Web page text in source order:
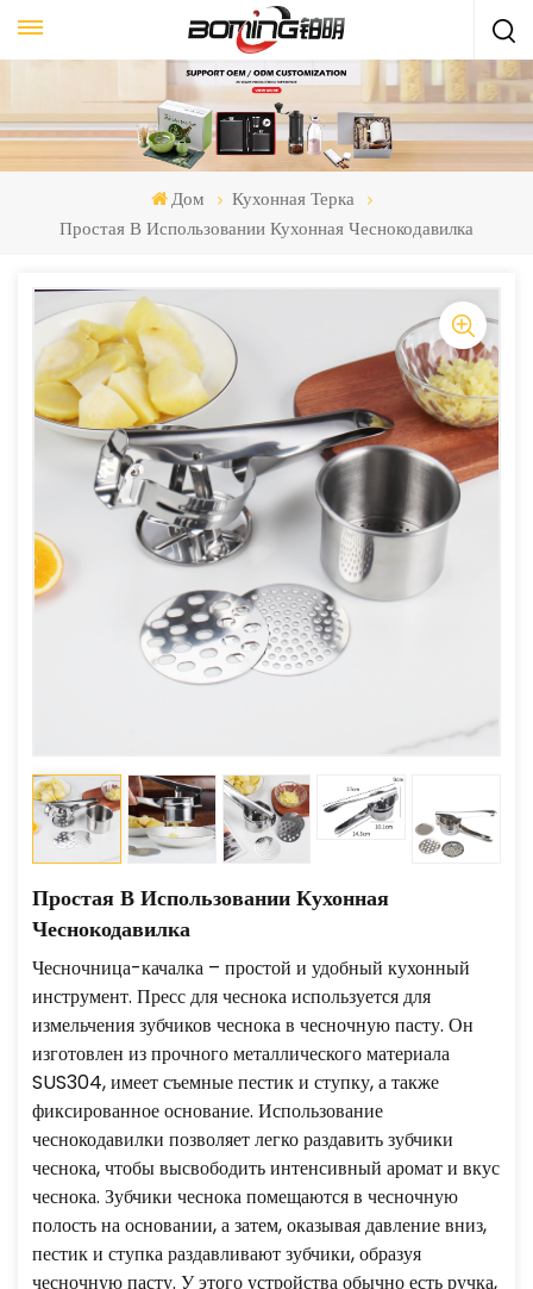
Дом
Кухонная Терка
Простая В Использовании Кухонная Чеснокодавилка
Простая В Использовании Кухонная
Чеснокодавилка
Чесночница-качалка – простой и удобный кухонный
инструмент. Пресс для чеснока используется для
измельчения зубчиков чеснока в чесночную пасту. Он
изготовлен из прочного металлического материала
SUS304, имеет съемные пестик и ступку, а также
фиксированное основание. Использование
чеснокодавилки позволяет легко раздавить зубчики
чеснока, чтобы высвободить интенсивный аромат и вкус
чеснока. Зубчики чеснока помещаются в чесночную
полость на основании, а затем, оказывая давление вниз,
пестик и ступка раздавливают зубчики, образуя
чесночную пасту. У этого устройства обычно есть ручка,